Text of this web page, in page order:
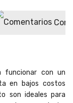
funcionar con un
en bajos costos
son ideales para